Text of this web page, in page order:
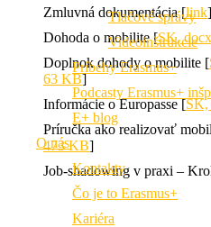
Tlačové správy
Videoinštrukcie
Príbehy Erasmus+
Podcasty Erasmus+
E+ blog
O nás
Kontakty
Čo je to Erasmus+
Kariéra
Zmluvná dokumentácia [link]
Dohoda o mobilite [SK,
Doplnok dohody o mobilite [
63 KB]
Informácie o Europasse [SK,
Príručka ako realizovať
473 KB]
Job-shadowing v praxi –